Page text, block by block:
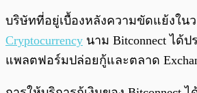
พร้อมเล่น
บริษัทที่อยู่เบื้องหลังความขัดแย้งในว
Cryptocurrency นาม Bitconnect ได้
แพลตฟอร์มปล่อยกู้และตลาด